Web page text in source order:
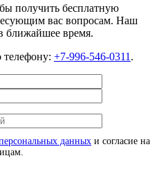
получить бесплатную
вас вопросам. Наш
ближайшее время.
+7-996-546-0311 .
данных и согласие на